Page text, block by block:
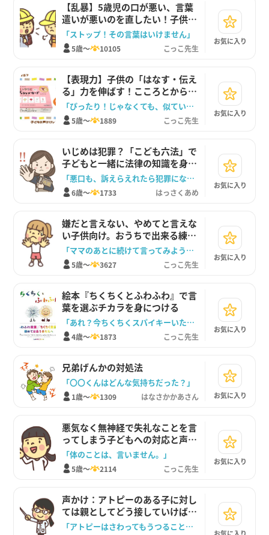
【乱暴】5歳児の口が悪い、言葉
遣いが悪いのを直したい！子供へ
の理解と声かけ例
「ストップ！その言葉はいけません」
5歳～ 10105 こっこ先生
お気に入り
【表現力】子供の「はなす・伝え
る」力を伸ばす！こころとからだ
コンディションカード
「ぴったり！じゃなくても、似ている気持ちはあるかな？」
5歳～ 1889 こっこ先生
お気に入り
いじめは犯罪？「こども六法」で
子どもと一緒に法律の知識を身に
つけよう！
「悪口も、訴えらえれたら犯罪になるんだね」
6歳～ 1733 はっさくあめ
お気に入り
嫌だと言えない、やめてと言えな
い子供向け。おうちで出来る練習
方法
「ママのあとに続けて言ってみよう！やめて！」
5歳～ 3627 こっこ先生
お気に入り
絵本『ちくちくとふわふわ』で言
葉を選ぶチカラを身につける
「あれ？今ちくちくスパイキーいた？」
4歳～ 1873 こっこ先生
お気に入り
兄弟げんかの対処法
「〇〇くんはどんな気持ちだった？」
1歳～ 1309 はなさかかあさん お気に入り
悪気なく無神経で失礼なことを言
ってしまう子どもへの対応と声か
け
「体のことは、言いません。」
5歳～ 2114 こっこ先生
お気に入り
声かけ：アトピーのある子に対し
ては親としてどう接していけばい
い？
「アトピーはさわってもうつることはないよ」